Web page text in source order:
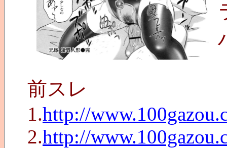
前スレ
1.http://
2.http://